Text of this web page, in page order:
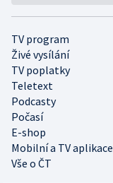
TV program
Živé vysílání
TV poplatky
Teletext
Podcasty
Počasí
E-shop
Mobilní a TV aplikace
Vše o ČT